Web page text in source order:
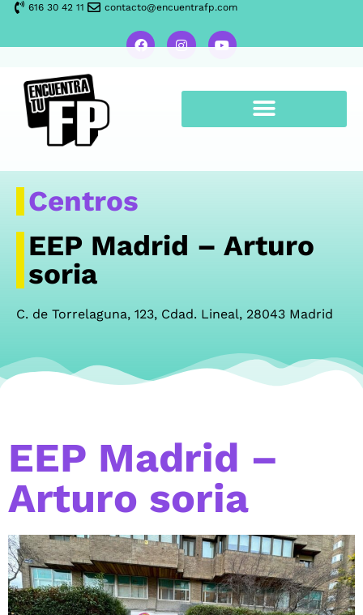
616 30 42 11 contacto@encuentrafp.com
Centros
EEP Madrid – Arturo
soria
C. de Torrelaguna, 123, Cdad. Lineal, 28043 Madrid
EEP Madrid –
Arturo soria